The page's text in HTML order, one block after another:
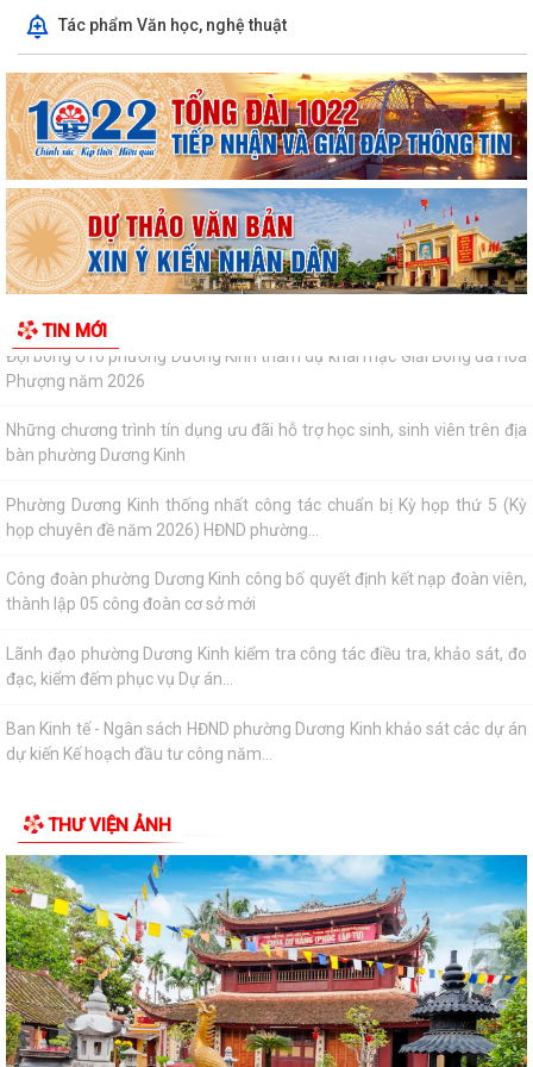
Tác phẩm Văn học, nghệ thuật
TIN MỚI
thường lệ giữa năm 2026 HĐND thành...
Đội bóng U10 phường Dương Kinh tham dự khai mạc Giải Bóng đá Hoa
Phượng năm 2026
Những chương trình tín dụng ưu đãi hỗ trợ học sinh, sinh viên trên địa
bàn phường Dương Kinh
Phường Dương Kinh thống nhất công tác chuẩn bị Kỳ họp thứ 5 (Kỳ
họp chuyên đề năm 2026) HĐND phường...
thành lập 05 công đoàn cơ sở mới
Lãnh đạo phường Dương Kinh kiểm tra công tác điều tra, khảo sát, đo
Ban Kinh tế - Ngân sách HĐND phường Dương Kinh khảo sát các dự án
Quyết định về việc công bố Danh mục thủ tục hành chính mới ban
Quyết định về việc công bố thủ tục hành chính đặc thù mới ban hành
Quyết định về việc phê duyệt quy trình nội bộ giải quyết thủ tục hành
Quyết định về việc ủy quyền thực hiện một số nhiệm vụ trong lĩnh vực
Quyết định quy định về việc phân cấp thực hiện một số nhiệm vụ trong
lĩnh vực đất đai và trình tự,...
Phường Dương Kinh tham dự hội nghị trực tuyến về đẩy nhanh tiến độ
xây dựng cơ sở dữ liệu đất đai
Đảng ủy phường Dương Kinh tổ chức sinh hoạt chi bộ thường kỳ (mẫu)
tại chi bộ TDP Hải Hoà
Phường Dương Kinh triển khai Chương trình Sức khỏe học đường giai
THƯ VIỆN ẢNH